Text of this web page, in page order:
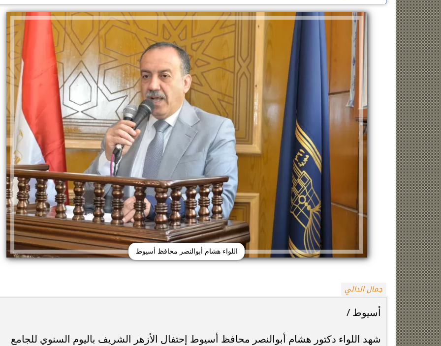
اللواء هشام أبوالنصر محافظ أسيوط
جمال الدالي
أسيوط /
شهد اللواء دكتور هشام أبوالنصر محافظ أسيوط إحتفال الأزهر الشريف باليوم السنوي للجامع
زينة عمرو تتوج بجائزة الأفضل بعد تأهل مصر
التاريخي لنصف نهائي مونديال...
التأهل التاريخي إلى نصف نهائي...
عائلي مرتقب في الساحل